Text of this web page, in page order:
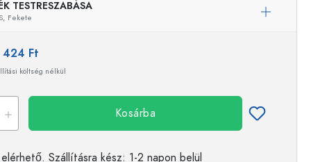
TESTRESZABÁSA
Fekete
424 Ft
költség nélkül
Kosárba
Szállításra kész: 1-2 napon belül